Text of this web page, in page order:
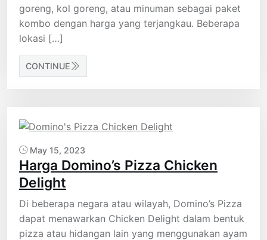
goreng, kol goreng, atau minuman sebagai paket
kombo dengan harga yang terjangkau. Beberapa
lokasi […]
CONTINUE
May 15, 2023
Harga Domino’s Pizza Chicken
Delight
Di beberapa negara atau wilayah, Domino’s Pizza
dapat menawarkan Chicken Delight dalam bentuk
pizza atau hidangan lain yang menggunakan ayam